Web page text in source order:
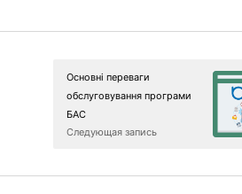
Основні переваги
обслуговування програми
БАС
Следующая запись